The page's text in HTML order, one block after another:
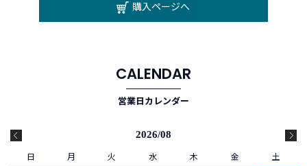
購入ページへ
CALENDAR
営業日カレンダー
2026/08
日 月 火 水 木 金
土